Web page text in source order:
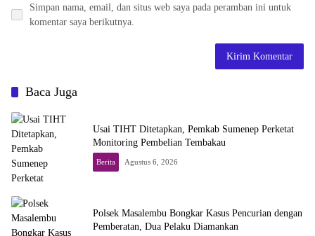
Simpan nama, email, dan situs web saya pada peramban ini untuk
komentar saya berikutnya.
Baca Juga
Usai TIHT Ditetapkan, Pemkab Sumenep Perketat
Monitoring Pembelian Tembakau
Berita Agustus 6, 2026
Polsek Masalembu Bongkar Kasus Pencurian dengan
Pemberatan, Dua Pelaku Diamankan